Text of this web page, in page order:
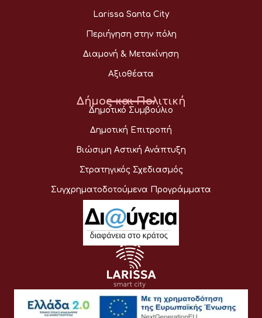
Larissa Santa City
Περιήγηση στην πόλη
Διαμονή & Μετακίνηση
Αξιοθέατα
Δήμος και Πολιτική
Δημοτικό Συμβούλιο
Δημοτική Επιτροπή
Βιώσιμη Αστική Ανάπτυξη
Στρατηγικός Σχεδιασμός
Συγχρηματοδοτούμενα Προγράμματα